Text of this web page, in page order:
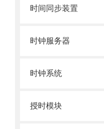
时间同步装置
时钟服务器
时钟系统
授时模块